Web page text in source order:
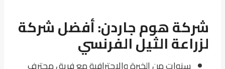
شركة هوم جاردن: أفضل شركة
لزراعة الثيل الفرنسي
سنوات من الخبرة والاحترافية مع فريق محترف